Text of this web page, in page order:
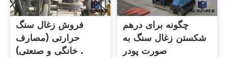
فروش زغال سنگ
حرارتی (مصارف
خانگی و صنعتی) .
چگونه برای درهم
شکستن زغال سنگ به
صورت پودر